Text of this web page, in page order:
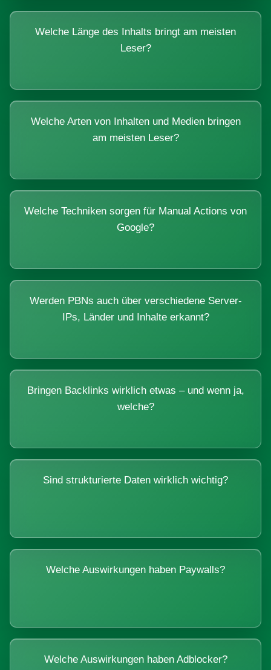
Welche Länge des Inhalts bringt am meisten
Leser?
Welche Arten von Inhalten und Medien bringen
am meisten Leser?
Welche Techniken sorgen für Manual Actions von
Google?
Werden PBNs auch über verschiedene Server-
IPs, Länder und Inhalte erkannt?
Bringen Backlinks wirklich etwas – und wenn ja,
welche?
Sind strukturierte Daten wirklich wichtig?
Welche Auswirkungen haben Paywalls?
Welche Auswirkungen haben Adblocker?